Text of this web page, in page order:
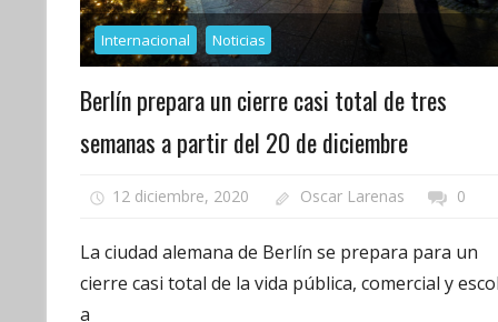
Internacional Noticias
Berlín prepara un cierre casi total de tres
semanas a partir del 20 de diciembre
12 diciembre, 2020 Oscar Larenas 0
La ciudad alemana de Berlín se prepara para un
cierre casi total de la vida pública, comercial y
a